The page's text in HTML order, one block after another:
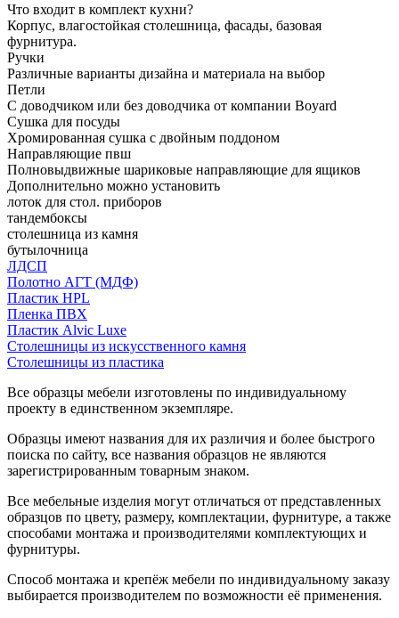
Что входит в комплект кухни?
Корпус, влагостойкая столешница, фасады, базовая
фурнитура.
Ручки
Различные варианты дизайна и материала на выбор
Петли
С доводчиком или без доводчика от компании Boyard
Сушка для посуды
Хромированная сушка с двойным поддоном
Направляющие пвш
Полновыдвижные шариковые направляющие для ящиков
Дополнительно можно установить
лоток для стол. приборов
тандембоксы
столешница из камня
бутылочница
ЛДСП
Полотно АГТ (МДФ)
Пластик HPL
Пленка ПВХ
Пластик Alvic Luxe
Столешницы из искусственного камня
Столешницы из пластика
Все образцы мебели изготовлены по индивидуальному
проекту в единственном экземпляре.
Образцы имеют названия для их различия и более быстрого
поиска по сайту, все названия образцов не являются
зарегистрированным товарным знаком.
Все мебельные изделия могут отличаться от представленных
образцов по цвету, размеру, комплектации, фурнитуре, а также
способами монтажа и производителями комплектующих и
фурнитуры.
Способ монтажа и крепёж мебели по индивидуальному заказу
выбирается производителем по возможности её применения.